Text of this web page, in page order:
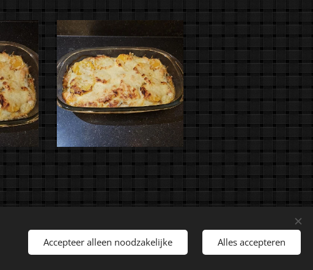
Alle rechten voorbehouden.
Accepteer alleen noodzakelijke Alles accepteren